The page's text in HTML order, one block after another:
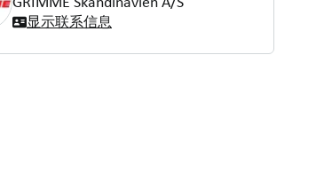
显示联系信息